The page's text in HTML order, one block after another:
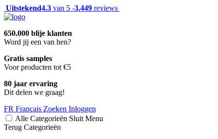
Uitstekend4.3 van 5 -3.449 reviews
650.000 blije klanten
Word jij een van hen?
Gratis samples
Voor producten tot €5
80 jaar ervaring
Dit delen we graag!
FR Français Zoeken Inloggen
Alle Categorieën Sluit Menu
Terug Categorieën